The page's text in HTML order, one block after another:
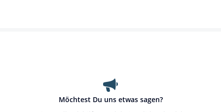
Möchtest Du uns etwas sagen?